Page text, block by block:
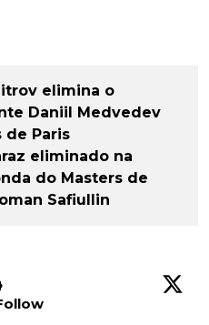
elimina o
Daniil Medvedev
de Paris
eliminado na
do Masters de
Safiullin